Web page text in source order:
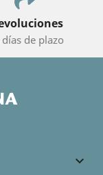
días de plazo
